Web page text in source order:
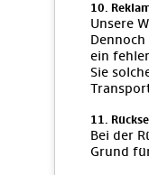
10.
Unsere
ein
Sie
11.
Bei der
Grund